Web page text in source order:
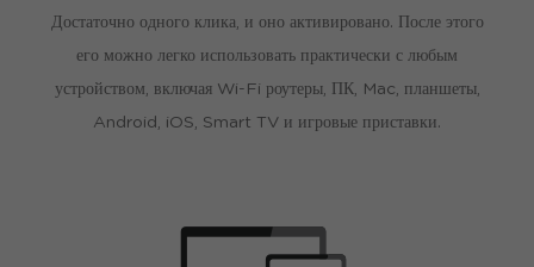
Достаточно одного клика, и оно активировано. После этого
его можно легко использовать практически с любым
устройством, включая Wi-Fi роутеры, ПК, Mac, планшеты,
Android, iOS, Smart TV и игровые приставки.